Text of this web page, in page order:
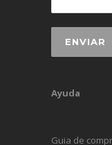
Ayuda
Guia de